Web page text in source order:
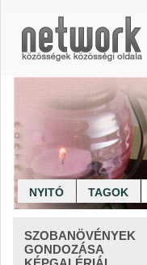
NYITÓ TAGOK
SZOBANÖVÉNYEK
GONDOZÁSA